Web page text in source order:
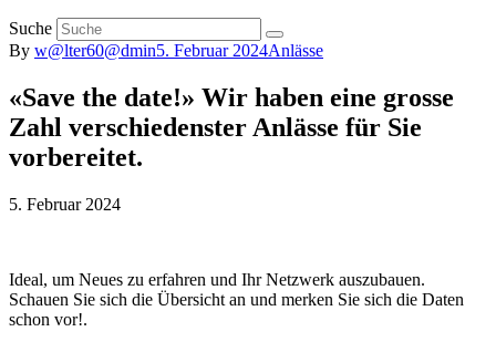
Suche
By w@lter60@dmin5. Februar 2024Anlässe
«Save the date!» Wir haben eine grosse
Zahl verschiedenster Anlässe für Sie
vorbereitet.
5. Februar 2024
Ideal, um Neues zu erfahren und Ihr Netzwerk auszubauen.
Schauen Sie sich die Übersicht an und merken Sie sich die Daten
schon vor!.